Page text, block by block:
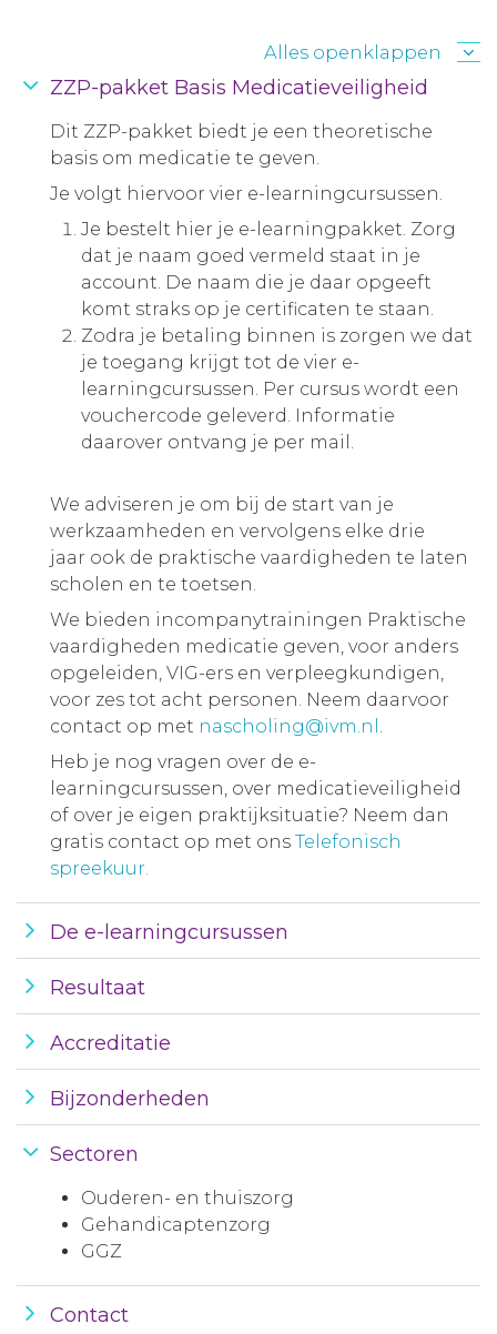
Alles openklappen
ZZP-pakket Basis Medicatieveiligheid
Dit ZZP-pakket biedt je een theoretische
basis om medicatie te geven.
Je volgt hiervoor vier e-learningcursussen.
Je bestelt hier je e-learningpakket. Zorg
dat je naam goed vermeld staat in je
account. De naam die je daar opgeeft
komt straks op je certificaten te staan.
Zodra je betaling binnen is zorgen we dat
je toegang krijgt tot de vier e-
learningcursussen. Per cursus wordt een
vouchercode geleverd. Informatie
daarover ontvang je per mail.
We adviseren je om bij de start van je
werkzaamheden en vervolgens elke drie
jaar ook de praktische vaardigheden te laten
scholen en te toetsen.
We bieden incompanytrainingen Praktische
vaardigheden medicatie geven, voor anders
opgeleiden, VIG-ers en verpleegkundigen,
voor zes tot acht personen. Neem daarvoor
contact op met nascholing@ivm.nl .
Heb je nog vragen over de e-
learningcursussen, over medicatieveiligheid
of over je eigen praktijksituatie? Neem dan
gratis contact op met ons Telefonisch
spreekuur.
De e-learningcursussen
Resultaat
Accreditatie
Bijzonderheden
Sectoren
Ouderen- en thuiszorg
Gehandicaptenzorg
GGZ
Contact